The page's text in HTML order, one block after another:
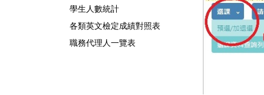
學生人數統計
各類英文檢定成績對照表
職務代理人一覽表